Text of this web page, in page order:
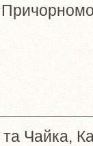
та Чайка,